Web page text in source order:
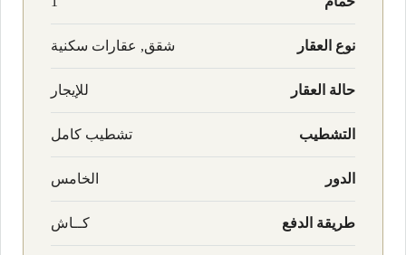
نوع العقار شقق, عقارات سكنية
حالة العقار للإيجار
التشطيب تشطيب كامل
الدور الخامس
طريقة الدفع كــاش